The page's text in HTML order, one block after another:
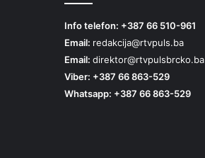
Info telefon: +387 66 510-961
Email: redakcija@rtvpuls.ba
Email: direktor@rtvpulsbrcko.ba
Viber: +387 66 863-529
Whatsapp: +387 66 863-529